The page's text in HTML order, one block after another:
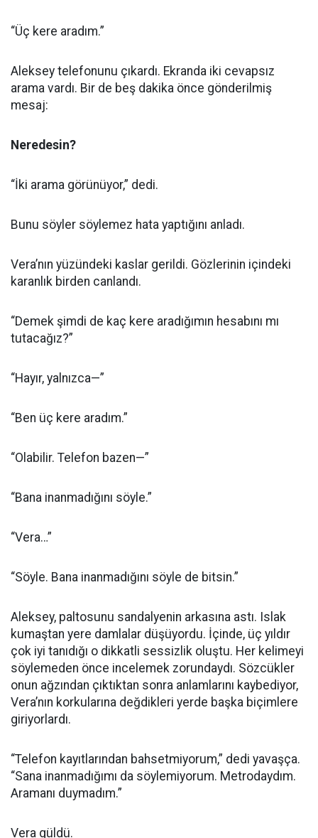
“Üç kere aradım.”
Aleksey telefonunu çıkardı. Ekranda iki cevapsız
arama vardı. Bir de beş dakika önce gönderilmiş
mesaj:
Neredesin?
“İki arama görünüyor,” dedi.
Bunu söyler söylemez hata yaptığını anladı.
Vera’nın yüzündeki kaslar gerildi. Gözlerinin içindeki
karanlık birden canlandı.
“Demek şimdi de kaç kere aradığımın hesabını mı
tutacağız?”
“Hayır, yalnızca—”
“Ben üç kere aradım.”
“Olabilir. Telefon bazen—”
“Bana inanmadığını söyle.”
“Vera…”
“Söyle. Bana inanmadığını söyle de bitsin.”
Aleksey, paltosunu sandalyenin arkasına astı. Islak
kumaştan yere damlalar düşüyordu. İçinde, üç yıldır
çok iyi tanıdığı o dikkatli sessizlik oluştu. Her kelimeyi
söylemeden önce incelemek zorundaydı. Sözcükler
onun ağzından çıktıktan sonra anlamlarını kaybediyor,
Vera’nın korkularına değdikleri yerde başka biçimlere
giriyorlardı.
“Telefon kayıtlarından bahsetmiyorum,” dedi yavaşça.
“Sana inanmadığımı da söylemiyorum. Metrodaydım.
Aramanı duymadım.”
Vera güldü.